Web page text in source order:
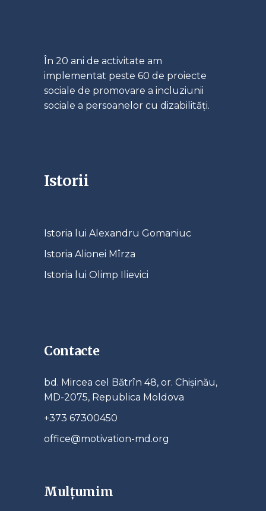
În 20 ani de activitate am
implementat peste 60 de proiecte
sociale de promovare a incluziunii
sociale a persoanelor cu dizabilități.
Istorii
Istoria lui Alexandru Gomaniuc
Istoria Alionei Mîrza
Istoria lui Olimp Ilievici
Contacte
bd. Mircea cel Bătrîn 48, or. Chișinău,
MD-2075, Republica Moldova
+373 67300450
office@motivation-md.org
Mulțumim